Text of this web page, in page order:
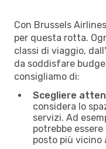
Con Brussels
per questa rotta.
classi di viaggio,
da soddisfare
consigliamo di:
Scegliere
considera lo
servizi. Ad
potrebbe
posto più vicino